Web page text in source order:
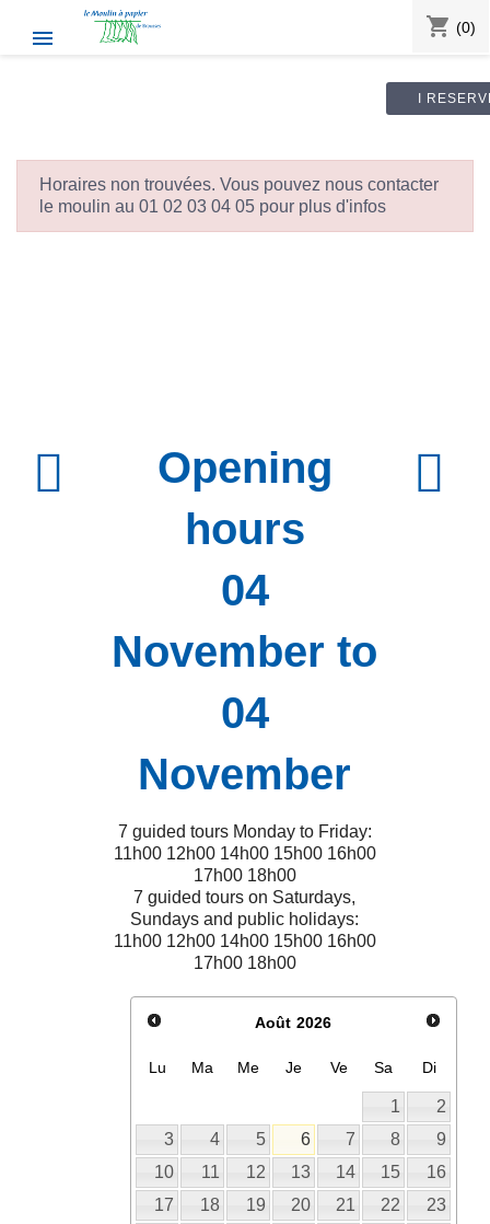
 shopping_cart (0)
I
Horaires non trouvées. Vous pouvez nous contacter
le moulin au 01 02 03 04 05 pour plus d'infos
Opening
hours
04
November to
04
November
7 guided tours Monday to Friday:
11h00 12h00 14h00 15h00 16h00
17h00 18h00
7 guided tours on Saturdays,
Sundays and public holidays:
11h00 12h00 14h00 15h00 16h00
17h00 18h00
Août 2026
Lu Ma Me Je Ve Sa Di
1
2
3
4 5 6 7 8
9
10
11 12 13 14 15
16
17
18 19 20 21 22
23